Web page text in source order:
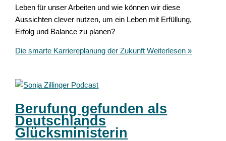
Leben für unser Arbeiten und wie können wir diese
Aussichten clever nutzen, um ein Leben mit Erfüllung,
Erfolg und Balance zu planen?
Die smarte Karriereplanung der Zukunft Weiterlesen »
Berufung gefunden als
Deutschlands
Glücksministerin